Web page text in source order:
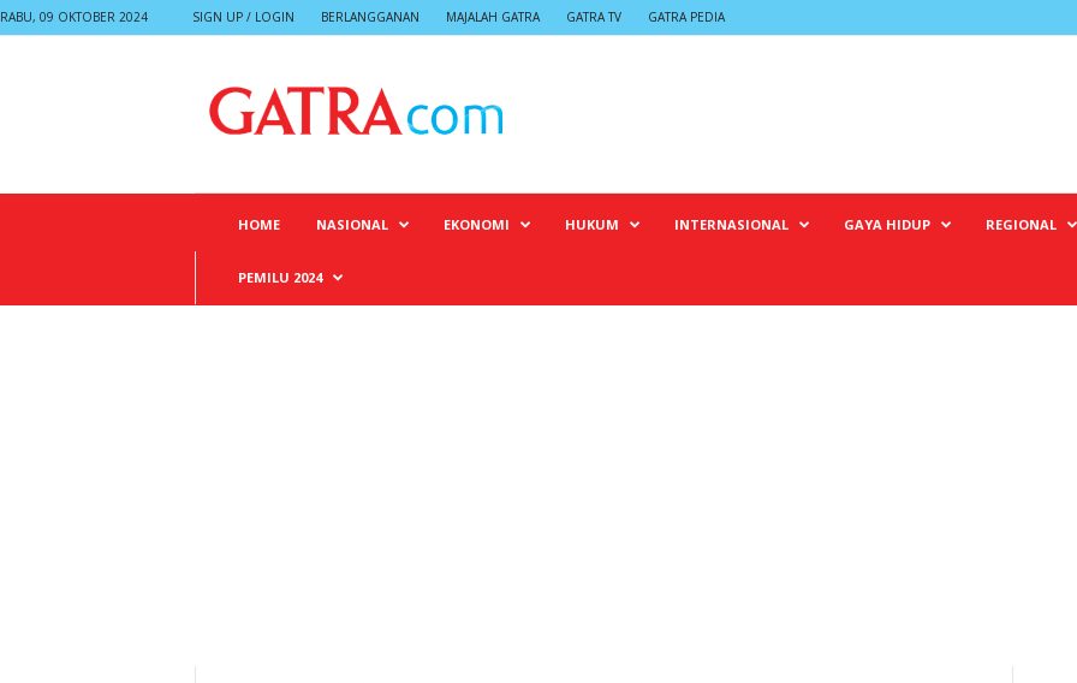
RABU, 09 OKTOBER 2024 SIGN UP / LOGIN BERLANGGANAN MAJALAH GATRA GATRA TV GATRA PEDIA
HOME NASIONAL EKONOMI HUKUM INTERNASIONAL GAYA HIDUP REGIONAL
PEMILU 2024